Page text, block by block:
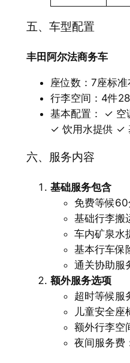
五、车型配置
丰田阿尔法商务车
座位数：7座标准
行李空间：4件
基本配置： ✓ 空
✓ 饮用水提供 ✓
六、服务内容
基础服务包含
免费等候60
基础行李搬
车内矿泉水
基本行车保
通关协助服
额外服务选项
超时等候服
儿童安全座
额外行李空
夜间服务费